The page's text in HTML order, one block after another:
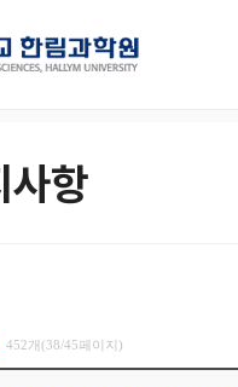
사항
452개(38/45페이지)